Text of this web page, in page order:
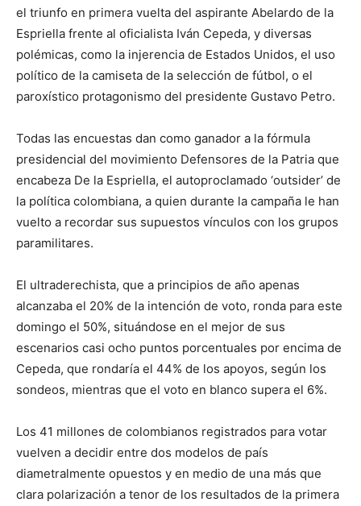
el triunfo en primera vuelta del aspirante Abelardo de la
Espriella frente al oficialista Iván Cepeda, y diversas
polémicas, como la injerencia de Estados Unidos, el uso
político de la camiseta de la selección de fútbol, o el
paroxístico protagonismo del presidente Gustavo Petro.
Todas las encuestas dan como ganador a la fórmula
presidencial del movimiento Defensores de la Patria que
encabeza De la Espriella, el autoproclamado ‘outsider’ de
la política colombiana, a quien durante la campaña le han
vuelto a recordar sus supuestos vínculos con los grupos
paramilitares.
El ultraderechista, que a principios de año apenas
alcanzaba el 20% de la intención de voto, ronda para este
domingo el 50%, situándose en el mejor de sus
escenarios casi ocho puntos porcentuales por encima de
Cepeda, que rondaría el 44% de los apoyos, según los
sondeos, mientras que el voto en blanco supera el 6%.
Los 41 millones de colombianos registrados para votar
vuelven a decidir entre dos modelos de país
diametralmente opuestos y en medio de una más que
clara polarización a tenor de los resultados de la primera